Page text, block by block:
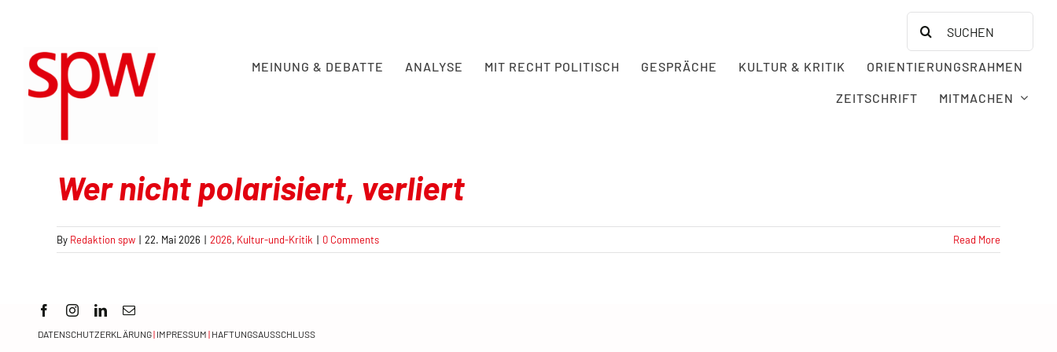
content
Search
for:
MEINUNG & DEBATTE ANALYSE MIT RECHT POLITISCH GESPRÄCHE KULTUR & KRITIK ORIENTIERUNGSRAHMEN
ZEITSCHRIFT MITMACHEN
Wer nicht polarisiert, verliert
By Redaktion spw | 22. Mai 2026 | 2026, Kultur-und-Kritik | 0 Comments Read More
DATENSCHUTZERKLÄRUNG| IMPRESSUM | HAFTUNGSAUSSCHLUSS